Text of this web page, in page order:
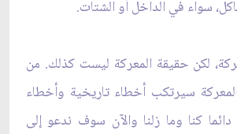
سواء في الداخل أو الشتات.
لكن حقيقة المعركة ليست كذلك. من
سيرتكب أخطاء تاريخية وأخطاء
كنا وما زلنا والآن سوف ندعو إلى